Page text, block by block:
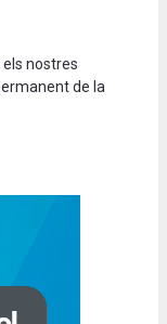
nostres
de la